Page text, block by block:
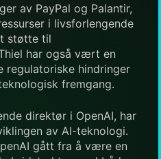
av PayPal og Palantir,
i livsforlengende
støtte til
har også vært en
regulatoriske hindringer
fremgang.
direktør i OpenAI, har
av AI-teknologi.
gått fra å være en